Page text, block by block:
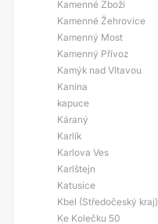
Kamenné Zboží
Kamenné Žehrovice
Kamenný Most
Kamenný Přívoz
Kamýk nad Vltavou
Kanina
kapuce
Káraný
Karlík
Karlova Ves
Karlštejn
Katusice
Kbel (Středočeský kraj)
Ke Kolečku 50